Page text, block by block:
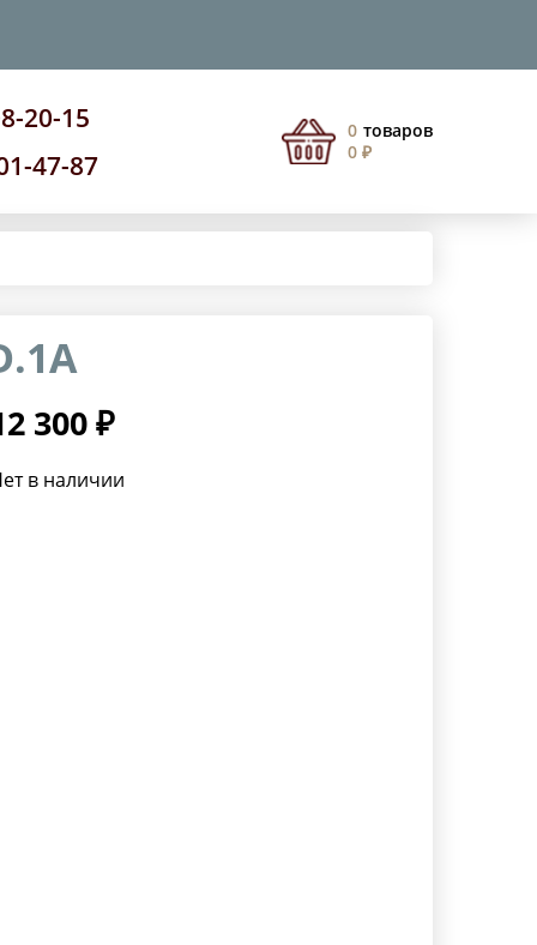
20-15
47-87
0 товаров
0 ₽
300 ₽
в наличии